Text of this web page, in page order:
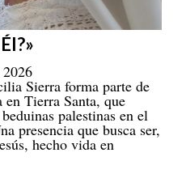
Sierra forma parte de
Tierra Santa, que
palestinas en el
presencia que busca ser,
hecho vida en